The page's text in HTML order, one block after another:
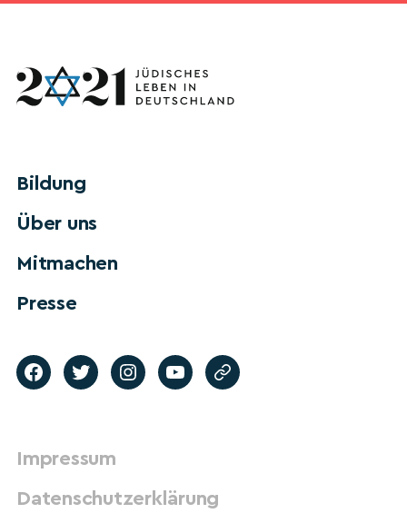
Bildung
Über uns
Mitmachen
Presse
Impressum
Datenschutzerklärung